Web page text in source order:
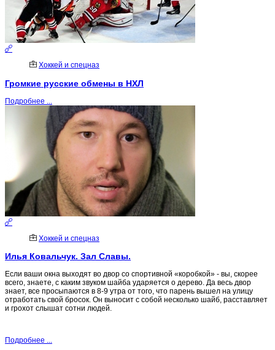
Хоккей и спецназ
Громкие русские обмены в НХЛ
Подробнее ...
Хоккей и спецназ
Илья Ковальчук. Зал Славы.
Если ваши окна выходят во двор со спортивной «коробкой» - вы, скорее
всего, знаете, с каким звуком шайба ударяется о дерево. Да весь двор
знает, все просыпаются в 8-9 утра от того, что парень вышел на улицу
отработать свой бросок. Он выносит с собой несколько шайб, расставляет
и грохот слышат сотни людей.
Подробнее ...